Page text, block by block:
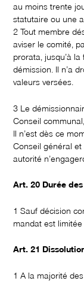
au moins trente
statutaire ou une
2 Tout membre
aviser le comité,
prorata, jusqu’à
démission. Il n’a
valeurs versées.
3 Le
Conseil
Il n’est dès ce
Conseil général
autorité
Art. 20 Durée
1 Sauf décision
mandat est limitée
Art. 21
1 A la majorité